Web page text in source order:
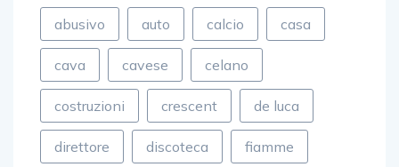
abusivo auto calcio casa
cava cavese celano
costruzioni crescent de luca
direttore discoteca fiamme